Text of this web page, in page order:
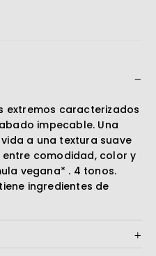
extremos caracterizados
impecable. Una
a una textura suave
comodidad, color y
vegana* . 4 tonos.
ingredientes de